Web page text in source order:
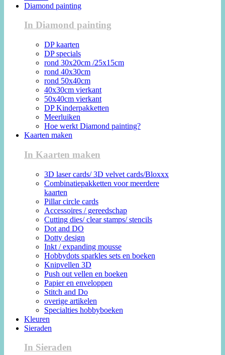
Diamond painting
In Diamond painting
DP kaarten
DP specials
rond 30x20cm /25x15cm
rond 40x30cm
rond 50x40cm
40x30cm vierkant
50x40cm vierkant
DP Kinderpakketten
Meerluiken
Hoe werkt Diamond painting?
Kaarten maken
In Kaarten maken
3D laser cards/ 3D velvet cards/Bloxxx
Combinatiepakketten voor meerdere
kaarten
Pillar circle cards
Accessoires / gereedschap
Cutting dies/ clear stamps/ stencils
Dot and DO
Dotty design
Inkt / expanding mousse
Hobbydots sparkles sets en boeken
Knipvellen 3D
Push out vellen en boeken
Papier en enveloppen
Stitch and Do
overige artikelen
Specialties hobbyboeken
Kleuren
Sieraden
In Sieraden